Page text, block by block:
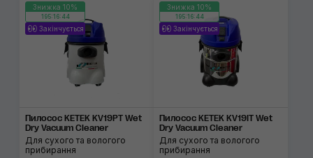
Знижка 10%
195:16:44
Закінчується
Пилосос KETEK KV19PT Wet
Dry Vacuum Cleaner
Для сухого та вологого
прибирання
Знижка 10%
195:16:44
Закінчується
Пилосос KETEK KV19IT Wet
Dry Vacuum Cleaner
Для сухого та вологого
прибирання